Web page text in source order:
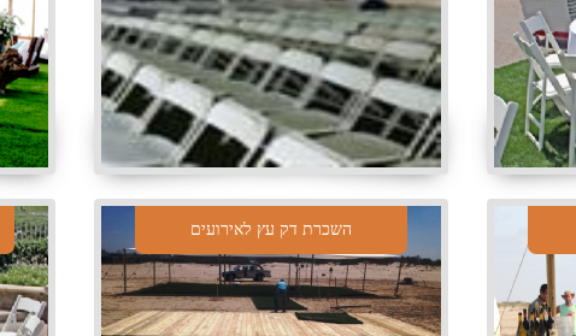
השכרת דק עץ לאירועים